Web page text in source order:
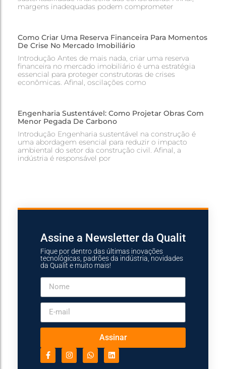
margens inadequadas podem comprometer
Como Criar Uma Reserva Financeira Para Momentos
De Crise No Mercado Imobiliário
Introdução Antes de mais nada, criar uma reserva
financeira no mercado imobiliário é uma estratégia
essencial para proteger construtoras de crises
econômicas. Afinal, oscilações como
Engenharia Sustentável: Como Projetar Obras Com
Menor Pegada De Carbono
Introdução Engenharia sustentável na construção é
uma abordagem esencial para reduzir o impacto
ambiental do setor da construção civil. Afinal, a
indústria é responsável por
Assine a Newsletter da Qualit
Fique por dentro das últimas inovações
tecnológicas, padrões da indústria, novidades
da Qualit e muito mais!
Assinar